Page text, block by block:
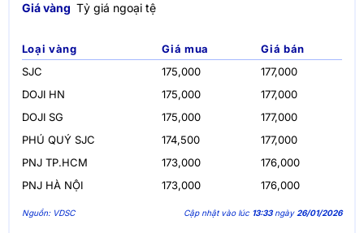
Giá vàng Tỷ giá ngoại tệ
Loại vàng Giá mua
Giá bán
SJC
175,000
177,000
DOJI HN
175,000
177,000
DOJI SG
175,000
177,000
PHÚ QUÝ SJC
174,500
177,000
PNJ TP.HCM
173,000
176,000
PNJ HÀ NỘI
173,000 176,000
Nguồn: VDSC Cập nhật vào lúc 13:33ngày 26/01/2026